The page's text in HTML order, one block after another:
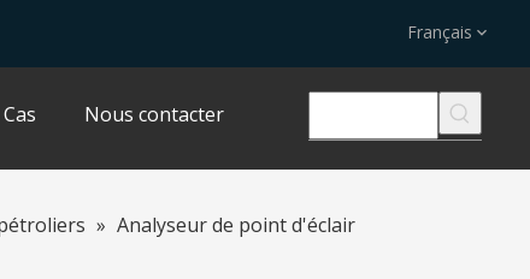
Français
Cas Nous contacter
» Analyseur de point d'éclair